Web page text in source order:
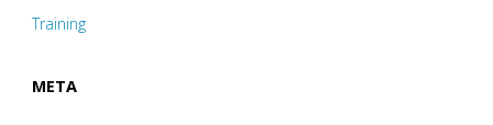
Training
META